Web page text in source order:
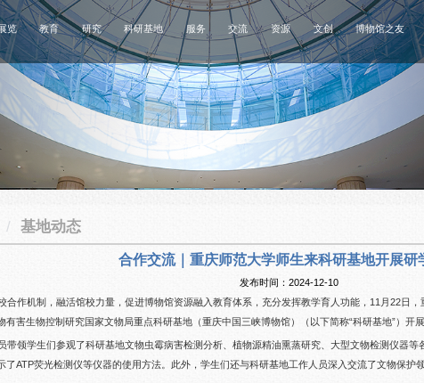
览 教育 研究 科研基地 服务 交流 资源 文创 博物馆之友
/ 基地动态
合作交流｜重庆师范大学师生来科研基地开展研
发布时间：2024-12-10
合作机制，融活馆校力量，促进博物馆资源融入教育体系，充分发挥教学育人功能，11月22日
害生物控制研究国家文物局重点科研基地（重庆中国三峡博物馆）（以下简称“科研基地”）开展
带领学生们参观了科研基地文物虫霉病害检测分析、植物源精油熏蒸研究、大型文物检测仪器
了ATP荧光检测仪等仪器的使用方法。此外，学生们还与科研基地工作人员深入交流了文物保护